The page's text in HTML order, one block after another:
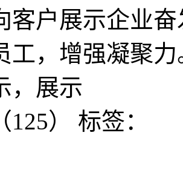
客户展示企业
工，增强凝聚
，展示
125） 标签：